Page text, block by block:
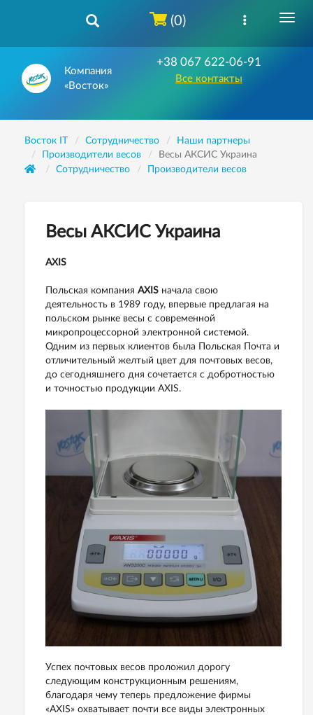
Компания
«Восток»
+38 067 622-06-91
Все контакты
(0)
Восток IT Сотрудничество
Наши партнеры
Производители весов
Весы АКСИС Украина
Сотрудничество
Производители весов
Весы АКСИС Украина
AXIS
Польская компания AXIS начала свою
деятельность в 1989 году, впервые предлагая на
польском рынке весы с современной
микропроцессорной электронной системой.
Одним из первых клиентов была Польская Почта и
отличительный желтый цвет для почтовых весов,
до сегодняшнего дня сочетается с добротностью
и точностью продукции AXIS.
Успех почтовых весов проложил дорогу
следующим конструкционным решениям,
благодаря чему теперь предложение фирмы
«AXIS» охватывает почти все виды электронных